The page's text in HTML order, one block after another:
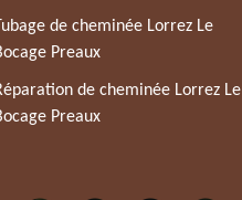
Tubage de cheminée Lorrez Le
Preaux
de cheminée Lorrez Le
Preaux